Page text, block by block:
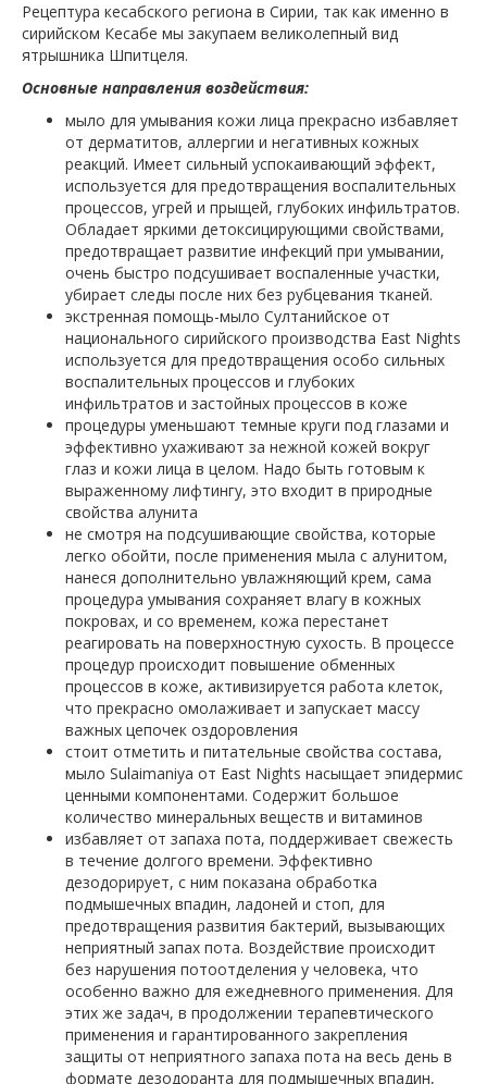
Рецептура кесабского региона в Сирии, так как именно в
сирийском Кесабе мы закупаем великолепный вид
ятрышника Шпитцеля.
Основные направления воздействия:
мыло для умывания кожи лица прекрасно избавляет
от дерматитов, аллергии и негативных кожных
реакций. Имеет сильный успокаивающий эффект,
используется для предотвращения воспалительных
процессов, угрей и прыщей, глубоких инфильтратов.
Обладает яркими детоксицирующими свойствами,
предотвращает развитие инфекций при умывании,
очень быстро подсушивает воспаленные участки,
убирает следы после них без рубцевания тканей.
экстренная помощь-мыло Султанийское от
национального сирийского производства East Nights
используется для предотвращения особо сильных
воспалительных процессов и глубоких
инфильтратов и застойных процессов в коже
процедуры уменьшают темные круги под глазами и
эффективно ухаживают за нежной кожей вокруг
глаз и кожи лица в целом. Надо быть готовым к
выраженному лифтингу, это входит в природные
свойства алунита
не смотря на подсушивающие свойства, которые
легко обойти, после применения мыла с алунитом,
нанеся дополнительно увлажняющий крем, сама
процедура умывания сохраняет влагу в кожных
покровах, и со временем, кожа перестанет
реагировать на поверхностную сухость. В процессе
процедур происходит повышение обменных
процессов в коже, активизируется работа клеток,
что прекрасно омолаживает и запускает массу
важных цепочек оздоровления
стоит отметить и питательные свойства состава,
мыло Sulaimaniya от East Nights насыщает эпидермис
ценными компонентами. Содержит большое
количество минеральных веществ и витаминов
избавляет от запаха пота, поддерживает свежесть
в течение долгого времени. Эффективно
дезодорирует, с ним показана обработка
подмышечных впадин, ладоней и стоп, для
предотвращения развития бактерий, вызывающих
неприятный запах пота. Воздействие происходит
без нарушения потоотделения у человека, что
особенно важно для ежедневного применения. Для
этих же задач, в продолжении терапевтического
применения и гарантированного закрепления
защиты от неприятного запаха пота на весь день в
формате дезодоранта для подмышечных впадин,